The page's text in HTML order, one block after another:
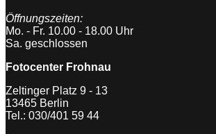
Öffnungszeiten:
Mo. - Fr. 10.00 - 18.00 Uhr
Sa. geschlossen
Fotocenter Frohnau
Zeltinger Platz 9 - 13
13465 Berlin
Tel.: 030/401 59 44